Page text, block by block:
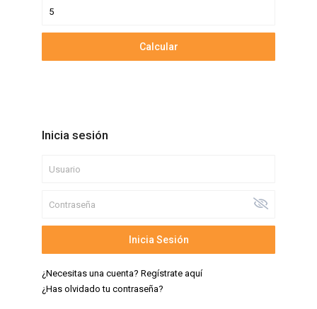
Calcular
Inicia sesión
Inicia Sesión
¿Necesitas una cuenta? Regístrate aquí
¿Has olvidado tu contraseña?